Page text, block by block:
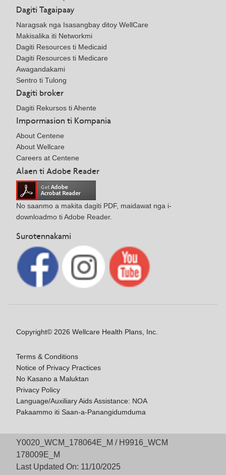
Dagiti Tagaipaay
Naragsak nga Isasangbay ditoy WellCare
Makisalika iti Networkmi
Dagiti Resources ti Medicaid
Dagiti Resources ti Medicare
Awagandakami
Sentro ti Tulong
Dagiti broker
Dagiti Rekursos ti Ahente
Impormasion ti Kompania
About Centene
About Wellcare
Careers at Centene
Alaen ti Adobe Reader
No saanmo a makita dagiti PDF, maidawat nga i-
downloadmo ti Adobe Reader.
Surotennakami
Copyright© 2026 Wellcare Health Plans, Inc.
Terms & Conditions
Notice of Privacy Practices
No Kasano a Maluktan
Privacy Policy
Language/Auxiliary Aids Assistance: NOA
Pakaammo iti Saan-a-Panangidumduma
Y0020_WCM_178064E_M / H9916_WCM
178009E_M
Last Updated On: 11/10/2025